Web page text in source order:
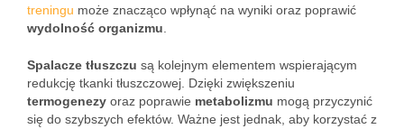
treningu może znacząco wpłynąć na wyniki oraz poprawić
wydolność organizmu
Spalacze tłuszczu są kolejnym elementem wspierającym
redukcję tkanki tłuszczowej. Dzięki zwiększeniu
termogenezy oraz poprawie metabolizmu mogą przyczynić
się do szybszych efektów. Ważne jest jednak, aby korzystać z